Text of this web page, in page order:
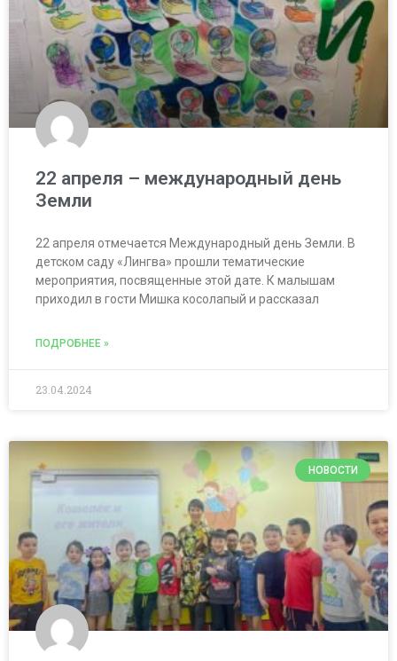
22 апреля – международный день
Земли
22 апреля отмечается Международный день Земли. В
детском саду «Лингва» прошли тематические
мероприятия, посвященные этой дате. К малышам
приходил в гости Мишка косолапый и рассказал
ПОДРОБНЕЕ »
23.04.2024
НОВОСТИ